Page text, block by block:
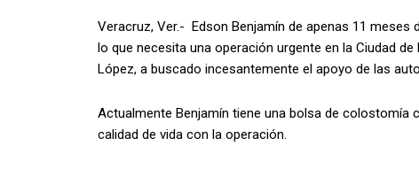
Veracruz, Ver.- Edson Benjamín de apenas 11
lo que necesita una operación urgente en la Ciudad
López, a buscado incesantemente el apoyo de las
Actualmente Benjamín tiene una bolsa de colostomía
calidad de vida con la operación.